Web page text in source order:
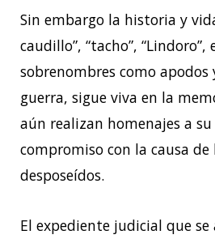
Sin embargo la historia y
caudillo”, “tacho”, “Lindoro”,
sobrenombres como apodos
guerra, sigue viva en la
aún realizan homenajes a
compromiso con la causa de
desposeídos.
El expediente judicial que